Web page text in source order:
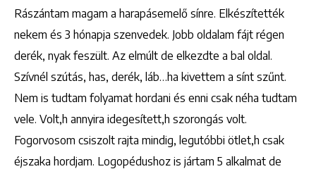
Rászántam magam a harapásemelő sínre. Elkészítették
nekem és 3 hónapja szenvedek. Jobb oldalam fájt régen
derék, nyak feszült. Az elmúlt de elkezdte a bal oldal.
Szívnél szútás, has, derék, láb…ha kivettem a sínt szűnt.
Nem is tudtam folyamat hordani és enni csak néha tudtam
vele. Volt,h annyira idegesített,h szorongás volt.
Fogorvosom csiszolt rajta mindig, legutóbbi ötlet,h csak
éjszaka hordjam. Logopédushoz is jártam 5 alkalmat de